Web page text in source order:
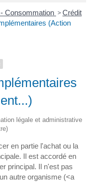
Consommation >Crédit
(Action
légale et administrative
en partie l'achat ou la
Il est accordé en
principal. Il n'est pas
autre organisme (<a